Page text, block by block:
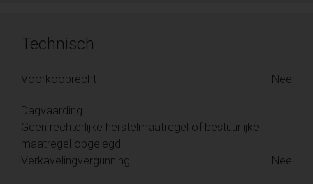
Technisch
Voorkooprecht Nee
Dagvaarding
Geen rechterlijke herstelmaatregel of bestuurlijke
maatregel opgelegd
Verkavelingvergunning
Nee